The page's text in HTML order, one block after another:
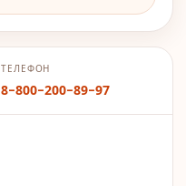
ТЕЛЕФОН
8−800−200−89−97